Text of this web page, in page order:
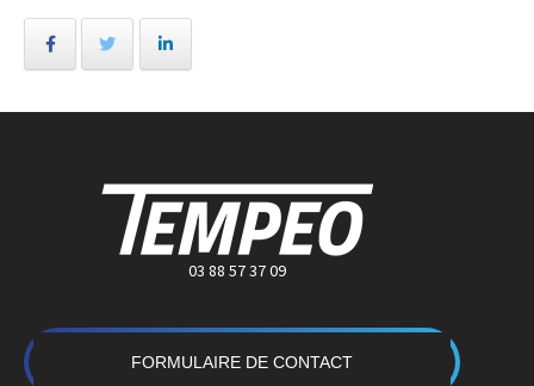
03 88 57 37 09
FORMULAIRE DE CONTACT